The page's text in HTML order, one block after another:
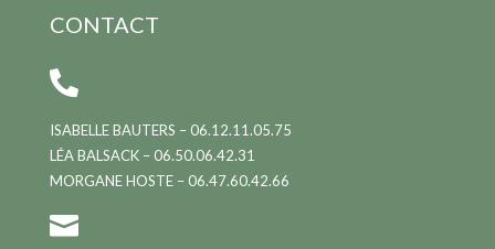
CONTACT

ISABELLE BAUTERS – 06.12.11.05.75
LÉA BALSACK – 06.50.06.42.31
MORGANE HOSTE – 06.47.60.42.66
